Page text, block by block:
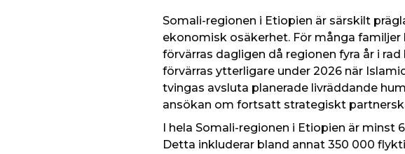
Somali-regionen i Etiopien är särskilt
ekonomisk osäkerhet. För många
förvärras dagligen då regionen fyra år i
förvärras ytterligare under 2026 när
tvingas avsluta planerade livräddande
ansökan om fortsatt strategiskt
I hela Somali-regionen i Etiopien är
Detta inkluderar bland annat 350 000